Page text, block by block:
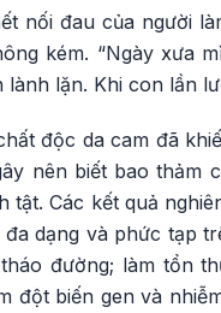
nối đau của người
kém. “Ngày xưa
lặn. Khi con lần
độc da cam đã
nên biết bao thảm
tật. Các kết quả
dạng và phức tạp
đường; làm tổn
đột biến gen và